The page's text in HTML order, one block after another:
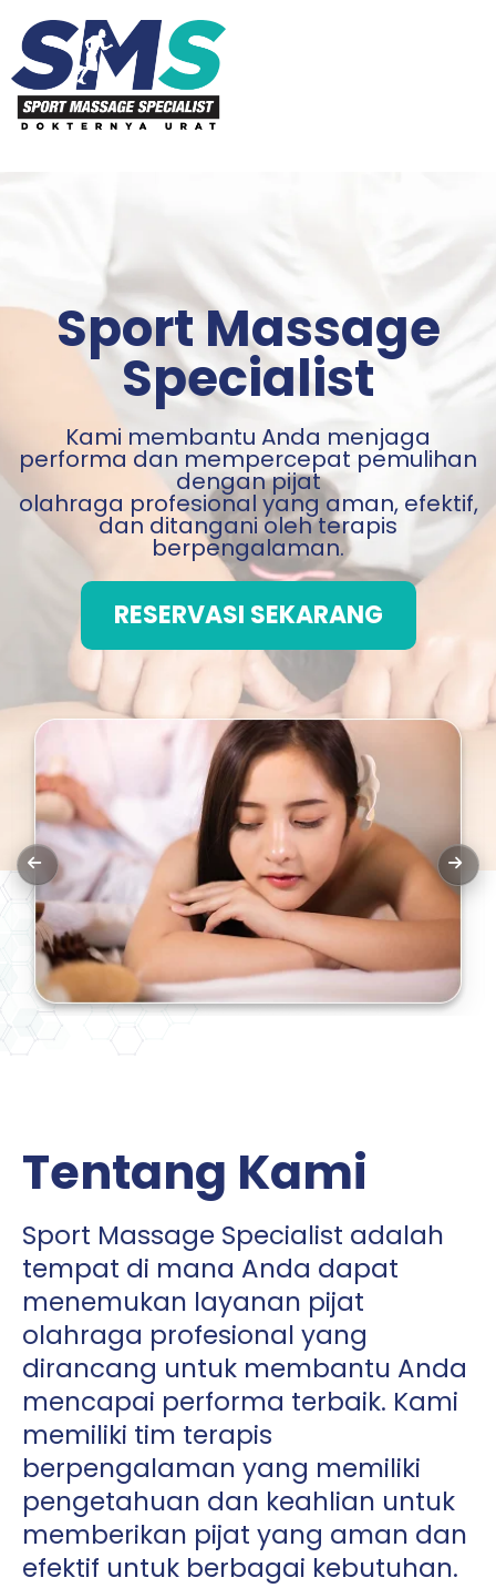
Sport Massage
Specialist
Kami membantu Anda menjaga
performa dan mempercepat pemulihan
dengan pijat
olahraga profesional yang aman, efektif,
dan ditangani oleh terapis
berpengalaman.
RESERVASI SEKARANG
Tentang Kami
Sport Massage Specialist adalah
tempat di mana Anda dapat
menemukan layanan pijat
olahraga profesional yang
dirancang untuk membantu Anda
mencapai performa terbaik. Kami
memiliki tim terapis
berpengalaman yang memiliki
pengetahuan dan keahlian untuk
memberikan pijat yang aman dan
efektif untuk berbagai kebutuhan.